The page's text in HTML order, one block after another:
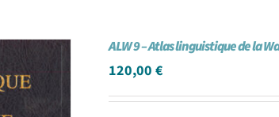
ALW 9 – Atlas linguistique de la
120,00€